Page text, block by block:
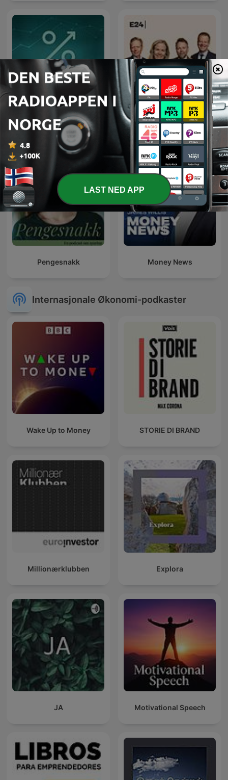
Utbytte Penger, pølser og politikk
Pengesnakk Money News
Internasjonale Økonomi-podkaster
Wake Up to Money STORIE DI BRAND
Millionærklubben Explora
JA Motivational Speech
LAST NED APP